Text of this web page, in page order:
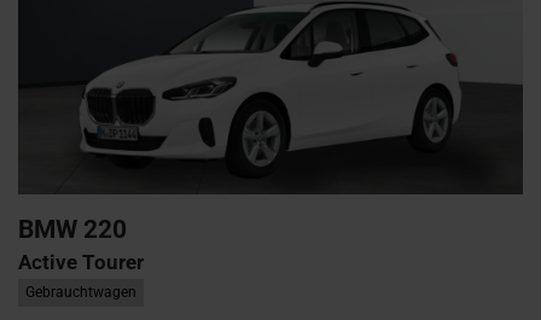
BMW 220
Active Tourer
Gebrauchtwagen